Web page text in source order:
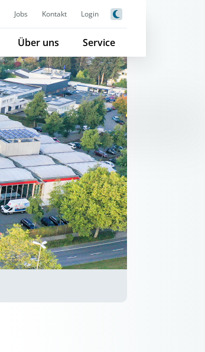
Jobs Kontakt Login
Über uns Service